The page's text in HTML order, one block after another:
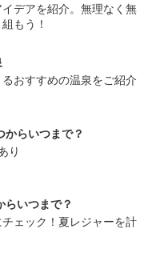
デアを紹介。無理なく無
もう！
おすすめの温泉をご紹介
らいつまで？
り
らいつまで？
ェック！夏レジャーを計